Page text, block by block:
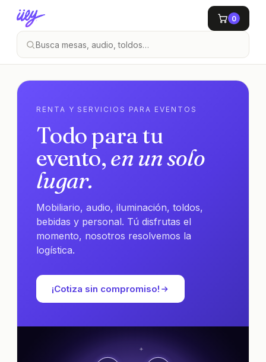
0
RENTA Y SERVICIOS PARA EVENTOS
Todo para tu
evento,en un solo
lugar.
Mobiliario, audio, iluminación, toldos,
bebidas y personal. Tú disfrutas el
momento, nosotros resolvemos la
logística.
¡Cotiza sin compromiso!